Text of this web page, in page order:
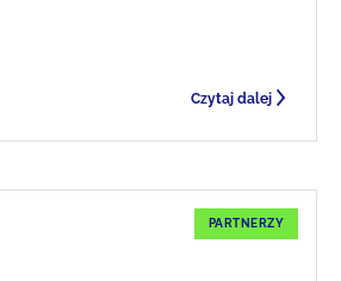
Czytaj dalej
PARTNERZY